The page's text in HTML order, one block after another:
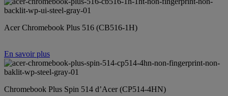
Acer Chromebook Plus 516 (CB516-1H)
En savoir plus
Chromebook Plus Spin 514 d’Acer (CP514-4HN)